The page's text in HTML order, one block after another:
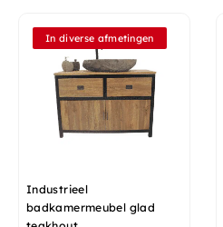
In diverse afmetingen
Industrieel
badkamermeubel glad